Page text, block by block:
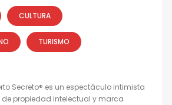
CULTURA
TURISMO
Secreto® es un espectáculo intimista
de propiedad intelectual y marca